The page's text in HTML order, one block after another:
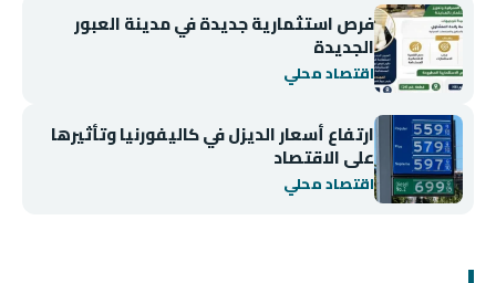
فرص استثمارية جديدة في مدينة العبور
الجديدة
اقتصاد محلي
ارتفاع أسعار الديزل في كاليفورنيا وتأثيرها
على الاقتصاد
اقتصاد محلي